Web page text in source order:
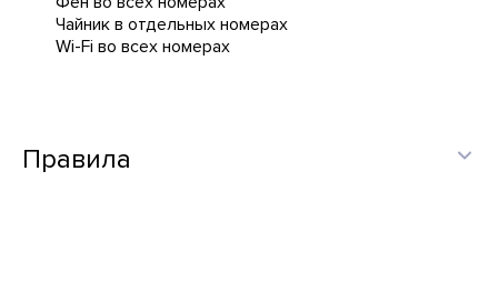
Чайник в отдельных номерах
Wi-Fi во всех номерах
Правила